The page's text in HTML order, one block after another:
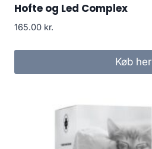
Hofte og Led Complex
165.00 kr.
Køb her